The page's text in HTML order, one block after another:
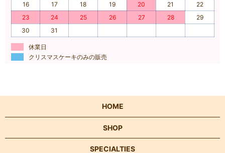
16
17 18 19 20 21
22
23
24 25 26 27 28
29
30
31
休業日
クリスマスケーキのみの販売
HOME
SHOP
SPECIALTIES